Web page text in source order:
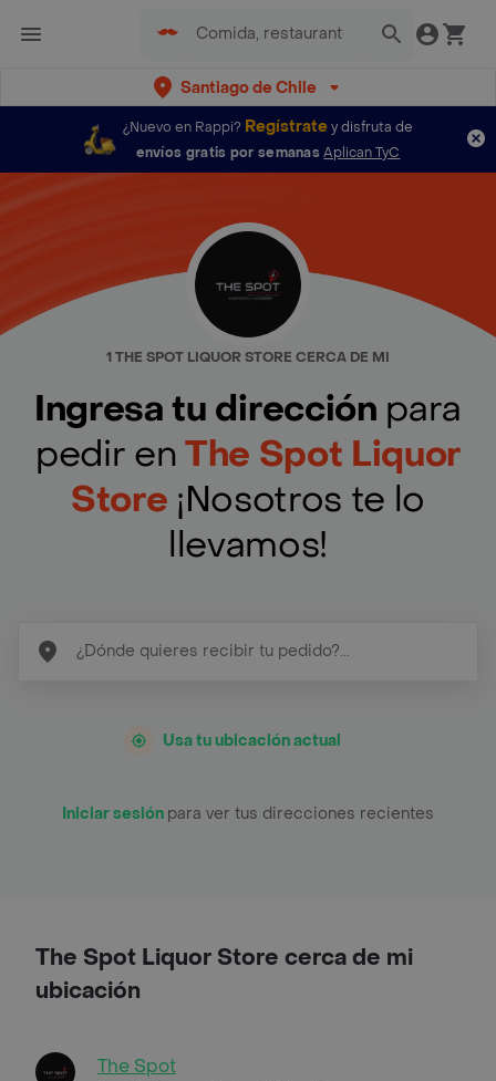
Santiago de Chile
¿Nuevo en Rappi? Regístratey disfruta de
envíos gratis por semanas Aplican TyC
1 THE SPOT LIQUOR STORE CERCA DE MI
Ingresa tu dirección para
pedir enThe Spot Liquor
Store ¡Nosotros te lo
llevamos!
Usa tu ubicación actual
Iniciar sesión para ver tus direcciones recientes
The Spot Liquor Store cerca de mi
ubicación
The Spot